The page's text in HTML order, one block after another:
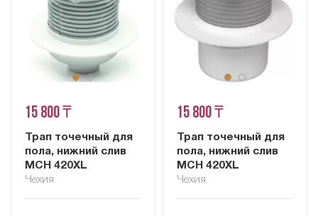
15 800 ₸
Трап точечный для
пола, нижний слив
MCH 420XL
Чехия
15 800 ₸
Трап точечный для
пола, нижний слив
MCH 420XL
Чехия